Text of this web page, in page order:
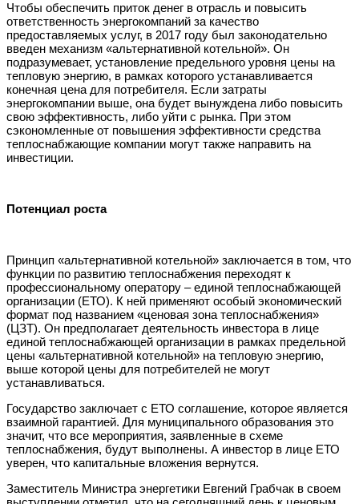
Чтобы обеспечить приток денег в отрасль и повысить
ответственность энергокомпаний за качество
предоставляемых услуг, в 2017 году был законодательно
введен механизм «альтернативной котельной». Он
подразумевает, установление предельного уровня цены на
тепловую энергию, в рамках которого устанавливается
конечная цена для потребителя. Если затраты
энергокомпании выше, она будет вынуждена либо повысить
свою эффективность, либо уйти с рынка. При этом
сэкономленные от повышения эффективности средства
теплоснабжающие компании могут также направить на
инвестиции.
Потенциал роста
Принцип «альтернативной котельной» заключается в том, что
функции по развитию теплоснабжения переходят к
профессиональному оператору – единой теплоснабжающей
организации (ЕТО). К ней применяют особый экономический
формат под названием «ценовая зона теплоснабжения»
(ЦЗТ). Он предполагает деятельность инвестора в лице
единой теплоснабжающей организации в рамках предельной
цены «альтернативной котельной» на тепловую энергию,
выше которой цены для потребителей не могут
устанавливаться.
Государство заключает с ЕТО соглашение, которое является
взаимной гарантией. Для муниципального образования это
значит, что все мероприятия, заявленные в схеме
теплоснабжения, будут выполнены. А инвестор в лице ЕТО
уверен, что капитальные вложения вернутся.
Заместитель Министра энергетики Евгений Грабчак в своем